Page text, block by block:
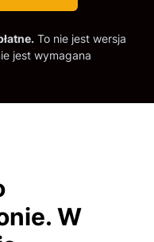
To nie jest wersja
jest wymagana
W